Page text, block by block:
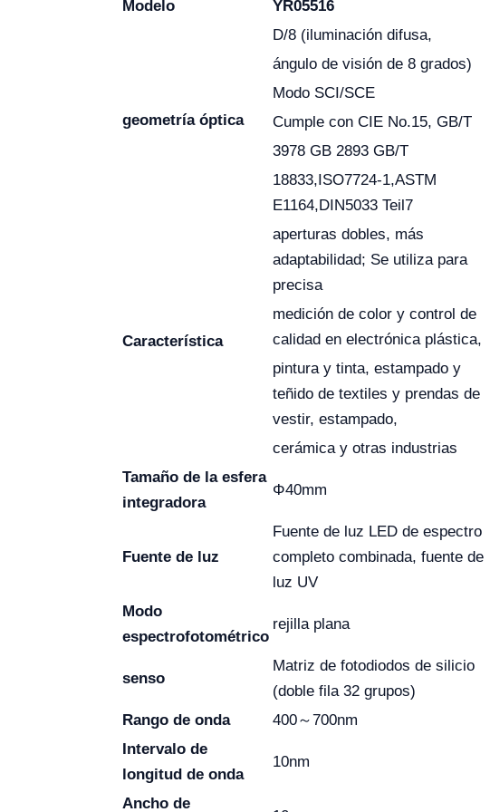
Modelo YR05516
geometría óptica
D/8 (iluminación difusa,
ángulo de visión de 8 grados)
Modo SCI/SCE
Cumple con CIE No.15, GB/T
3978 GB 2893 GB/T
18833,ISO7724-1,ASTM
E1164,DIN5033 Teil7
Característica
aperturas dobles, más
adaptabilidad; Se utiliza para
precisa
medición de color y control de
calidad en electrónica plástica,
pintura y tinta, estampado y
teñido de textiles y prendas de
vestir, estampado,
cerámica y otras industrias
Tamaño de la esfera
integradora
Φ40mm
Fuente de luz
Fuente de luz LED de espectro
completo combinada, fuente de
luz UV
Modo
espectrofotométrico
rejilla plana
senso
Matriz de fotodiodos de silicio
(doble fila 32 grupos)
Rango de onda
400～700nm
Intervalo de
longitud de onda
10nm
Ancho de